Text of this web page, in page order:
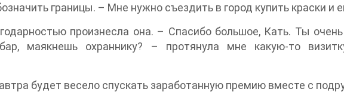
границы. – Мне нужно съездить в город купить краски и
произнесла она. – Спасибо большое, Кать. Ты
маякнешь охраннику? – протянула мне какую-то
будет весело спускать заработанную премию вместе с